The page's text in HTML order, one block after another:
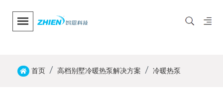
首页 高档别墅冷暖热泵解决方案 冷暖热泵